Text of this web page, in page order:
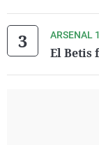
ARSENAL
El Betis